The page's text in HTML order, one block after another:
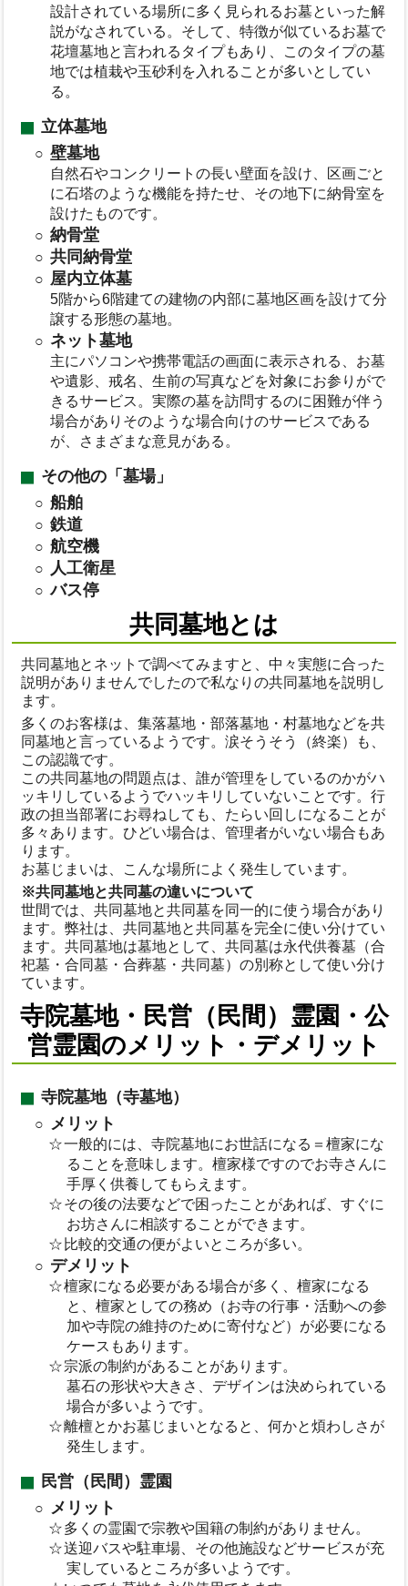
設計されている場所に多く見られるお墓といった解
説がなされている。そして、特徴が似ているお墓で
花壇墓地と言われるタイプもあり、このタイプの墓
地では植栽や玉砂利を入れることが多いとしてい
る。
立体墓地
壁墓地
自然石やコンクリートの長い壁面を設け、区画ごと
に石塔のような機能を持たせ、その地下に納骨室を
設けたものです。
納骨堂
共同納骨堂
屋内立体墓
5階から6階建ての建物の内部に墓地区画を設けて分
譲する形態の墓地。
ネット墓地
主にパソコンや携帯電話の画面に表示される、お墓
や遺影、戒名、生前の写真などを対象にお参りがで
きるサービス。実際の墓を訪問するのに困難が伴う
場合がありそのような場合向けのサービスである
が、さまざまな意見がある。
その他の「墓場」
船舶
鉄道
航空機
人工衛星
バス停
共同墓地とは
共同墓地とネットで調べてみますと、中々実態に合った
説明がありませんでしたので私なりの共同墓地を説明し
ます。
多くのお客様は、集落墓地・部落墓地・村墓地などを共
同墓地と言っているようです。涙そうそう（終楽）も、
この認識です。
この共同墓地の問題点は、誰が管理をしているのかがハ
ッキリしているようでハッキリしていないことです。行
政の担当部署にお尋ねしても、たらい回しになることが
多々あります。ひどい場合は、管理者がいない場合もあ
ります。
お墓じまいは、こんな場所によく発生しています。
※共同墓地と共同墓の違いについて
世間では、共同墓地と共同墓を同一的に使う場合があり
ます。弊社は、共同墓地と共同墓を完全に使い分けてい
ます。共同墓地は墓地として、共同墓は永代供養墓（合
祀墓・合同墓・合葬墓・共同墓）の別称として使い分け
ています。
寺院墓地・民営（民間）霊園・公
営霊園のメリット・デメリット
寺院墓地（寺墓地）
メリット
一般的には、寺院墓地にお世話になる＝檀家にな
ることを意味します。檀家様ですのでお寺さんに
手厚く供養してもらえます。
その後の法要などで困ったことがあれば、すぐに
お坊さんに相談することができます。
比較的交通の便がよいところが多い。
デメリット
檀家になる必要がある場合が多く、檀家になる
と、檀家としての務め（お寺の行事・活動への参
加や寺院の維持のために寄付など）が必要になる
ケースもあります。
宗派の制約があることがあります。
墓石の形状や大きさ、デザインは決められている
場合が多いようです。
離檀とかお墓じまいとなると、何かと煩わしさが
発生します。
民営（民間）霊園
メリット
多くの霊園で宗教や国籍の制約がありません。
送迎バスや駐車場、その他施設などサービスが充
実しているところが多いようです。